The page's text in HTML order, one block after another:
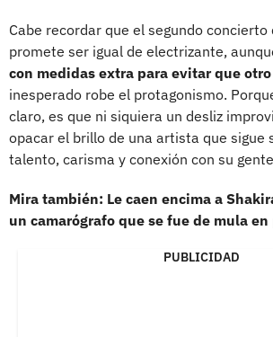
Cabe recordar que el segundo concierto
promete ser igual de electrizante,
con medidas extra para evitar que
inesperado robe el protagonismo.
claro, es que ni siquiera un desliz
opacar el brillo de una artista que sigue
talento, carisma y conexión con su
Mira también: Le caen encima a
un camarógrafo que se fue de mula
PUBLICIDAD